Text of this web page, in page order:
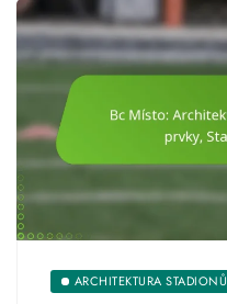
ARCHITEKTURA STADIONŮ